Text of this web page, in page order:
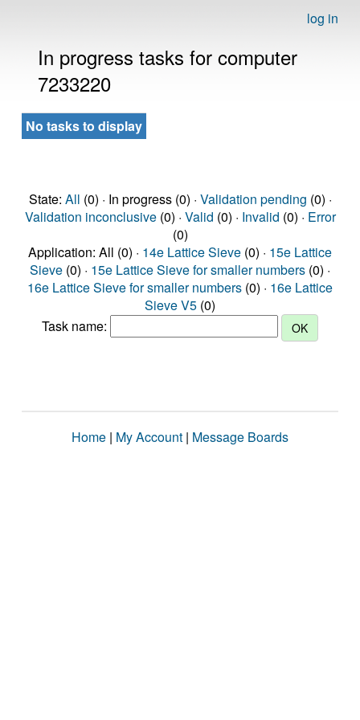
log in
In progress tasks for computer
7233220
No tasks to display
State: All (0) · In progress (0) · Validation pending (0) ·
Validation inconclusive(0) · Valid (0) · Invalid (0) · Error
(0)
Application: All (0) · 14e Lattice Sieve (0) · 15e Lattice
Sieve (0) · 15e Lattice Sieve for smaller numbers (0) ·
16e Lattice Sieve for smaller numbers (0) · 16e Lattice
Sieve V5 (0)
Task name:
Home | My Account | Message Boards